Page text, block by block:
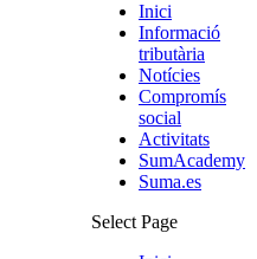
Inici
Informació
tributària
Notícies
Compromís
social
Activitats
SumAcademy
Suma.es
Select Page